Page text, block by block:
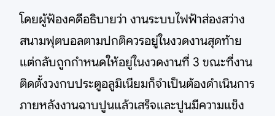
โดยผู้ฟ้องคดีอธิบายว่า งานระบบไฟฟ้าส่องสว่าง
สนามฟุตบอลตามปกติควรอยู่ในงวดงานสุดท้าย
แต่กลับถูกกำหนดให้อยู่ในงวดงานที่ 3 ขณะที่งาน
ติดตั้งวงกบประตูอลูมิเนียมก็จำเป็นต้องดำเนินการ
ภายหลังงานฉาบปูนแล้วเสร็จและปูนมีความแข็ง